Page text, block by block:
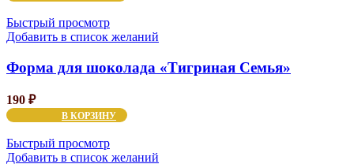
Быстрый просмотр
Добавить в список желаний
Форма для шоколада «Тигриная Семья»
190 ₽
В КОРЗИНУ
Быстрый просмотр
Добавить в список желаний